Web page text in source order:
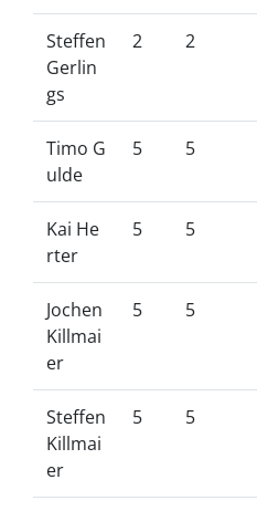
Steffen
Gerlin
gs
2 2
Timo G
ulde
5 5
Kai He
rter
5 5
Jochen
Killmai
er
5 5
Steffen
Killmai
er
5 5